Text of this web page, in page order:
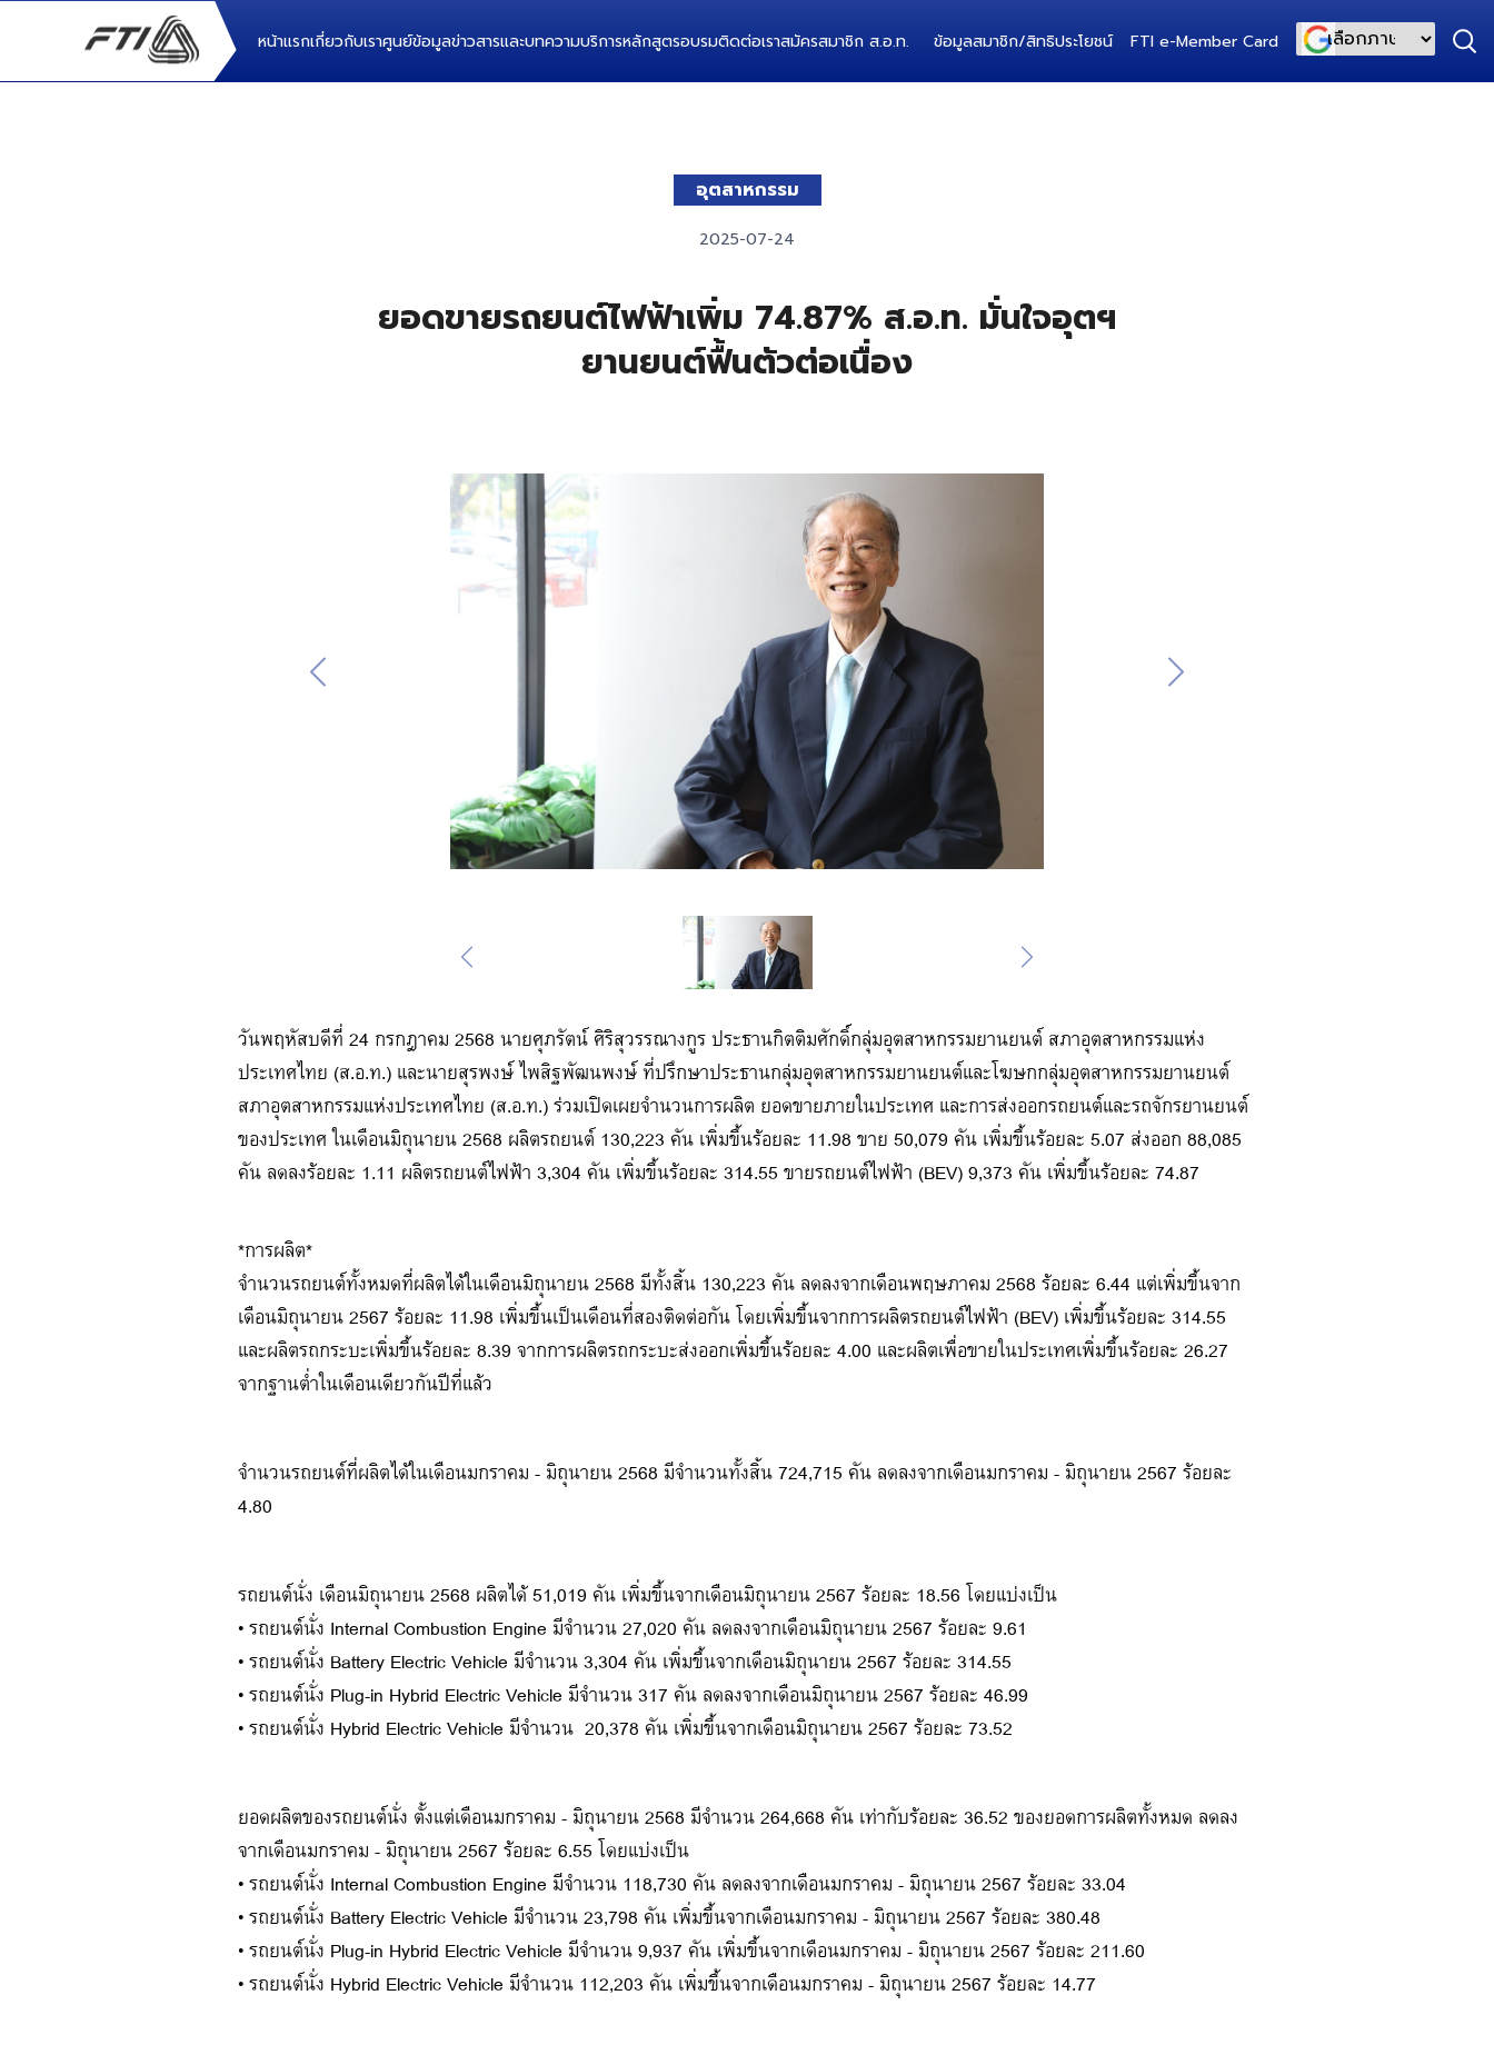
หน้าแรกเกี่ยวกับเราศูนย์ข้อมูลข่าวสารและบทความบริการหลักสูตรอบรมติดต่อเราสมัครสมาชิก ส.อ.ท. ข้อมูลสมาชิก/สิทธิประโยชน์ FTI e-Member Card
อุตสาหกรรม
2025-07-24
ยอดขายรถยนต์ไฟฟ้าเพิ่ม 74.87% ส.อ.ท. มั่นใจอุตฯ
ยานยนต์ฟื้นตัวต่อเนื่อง
วันพฤหัสบดีที่ 24 กรกฎาคม 2568 นายศุภรัตน์ ศิริสุวรรณางกูร ประธานกิตติมศักดิ์กลุ่มอุตสาหกรรมยานยนต์ สภาอุตสาหกรรมแห่ง
ประเทศไทย (ส.อ.ท.) และนายสุรพงษ์ ไพสิฐพัฒนพงษ์ ที่ปรึกษาประธานกลุ่มอุตสาหกรรมยานยนต์และโฆษกกลุ่มอุตสาหกรรมยานยนต์
สภาอุตสาหกรรมแห่งประเทศไทย (ส.อ.ท.) ร่วมเปิดเผยจำนวนการผลิต ยอดขายภายในประเทศ และการส่งออกรถยนต์และรถจักรยานยนต์
ของประเทศ ในเดือนมิถุนายน 2568 ผลิตรถยนต์ 130,223 คัน เพิ่มขึ้นร้อยละ 11.98 ขาย 50,079 คัน เพิ่มขึ้นร้อยละ 5.07 ส่งออก 88,085
คัน ลดลงร้อยละ 1.11 ผลิตรถยนต์ไฟฟ้า 3,304 คัน เพิ่มขึ้นร้อยละ 314.55 ขายรถยนต์ไฟฟ้า (BEV) 9,373 คัน เพิ่มขึ้นร้อยละ 74.87
*การผลิต*
จำนวนรถยนต์ทั้งหมดที่ผลิตได้ในเดือนมิถุนายน 2568 มีทั้งสิ้น 130,223 คัน ลดลงจากเดือนพฤษภาคม 2568 ร้อยละ 6.44 แต่เพิ่มขึ้นจาก
เดือนมิถุนายน 2567 ร้อยละ 11.98 เพิ่มขึ้นเป็นเดือนที่สองติดต่อกัน โดยเพิ่มขึ้นจากการผลิตรถยนต์ไฟฟ้า (BEV) เพิ่มขึ้นร้อยละ 314.55
และผลิตรถกระบะเพิ่มขึ้นร้อยละ 8.39 จากการผลิตรถกระบะส่งออกเพิ่มขึ้นร้อยละ 4.00 และผลิตเพื่อขายในประเทศเพิ่มขึ้นร้อยละ 26.27
จากฐานต่ำในเดือนเดียวกันปีที่แล้ว
จำนวนรถยนต์ที่ผลิตได้ในเดือนมกราคม - มิถุนายน 2568 มีจำนวนทั้งสิ้น 724,715 คัน ลดลงจากเดือนมกราคม - มิถุนายน 2567 ร้อยละ
4.80
รถยนต์นั่ง เดือนมิถุนายน 2568 ผลิตได้ 51,019 คัน เพิ่มขึ้นจากเดือนมิถุนายน 2567 ร้อยละ 18.56 โดยแบ่งเป็น
• รถยนต์นั่ง Internal Combustion Engine มีจำนวน 27,020 คัน ลดลงจากเดือนมิถุนายน 2567 ร้อยละ 9.61
• รถยนต์นั่ง Battery Electric Vehicle มีจำนวน 3,304 คัน เพิ่มขึ้นจากเดือนมิถุนายน 2567 ร้อยละ 314.55
• รถยนต์นั่ง Plug-in Hybrid Electric Vehicle มีจำนวน 317 คัน ลดลงจากเดือนมิถุนายน 2567 ร้อยละ 46.99
• รถยนต์นั่ง Hybrid Electric Vehicle มีจำนวน 20,378 คัน เพิ่มขึ้นจากเดือนมิถุนายน 2567 ร้อยละ 73.52
ยอดผลิตของรถยนต์นั่ง ตั้งแต่เดือนมกราคม - มิถุนายน 2568 มีจำนวน 264,668 คัน เท่ากับร้อยละ 36.52 ของยอดการผลิตทั้งหมด ลดลง
จากเดือนมกราคม - มิถุนายน 2567 ร้อยละ 6.55 โดยแบ่งเป็น
• รถยนต์นั่ง Internal Combustion Engine มีจำนวน 118,730 คัน ลดลงจากเดือนมกราคม - มิถุนายน 2567 ร้อยละ 33.04
• รถยนต์นั่ง Battery Electric Vehicle มีจำนวน 23,798 คัน เพิ่มขึ้นจากเดือนมกราคม - มิถุนายน 2567 ร้อยละ 380.48
• รถยนต์นั่ง Plug-in Hybrid Electric Vehicle มีจำนวน 9,937 คัน เพิ่มขึ้นจากเดือนมกราคม - มิถุนายน 2567 ร้อยละ 211.60
• รถยนต์นั่ง Hybrid Electric Vehicle มีจำนวน 112,203 คัน เพิ่มขึ้นจากเดือนมกราคม - มิถุนายน 2567 ร้อยละ 14.77